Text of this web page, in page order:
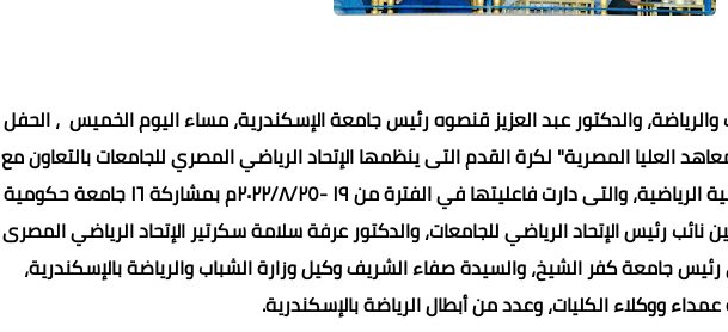
والدكتور عبد العزيز قنصوه رئيس جامعة الإسكندرية، مساء اليوم الخميس ، الحفل
العليا المصرية" لكرة القدم التى ينظمها الإتحاد الرياضي المصري للجامعات بالتعاون مع
جامعة الأسكندرية والإدارة المركزية للتنمية الرياضية، والتى دارت فاعليتها في الفترة من ۱۹ -٢٠٢٢/٨/٢٥م بمشاركة ١٦ جامعة حكومية
رئيس الإتحاد الرياضي للجامعات، والدكتور عرفة سلامة سكرتير الإتحاد الرياضي المصرى
جامعة كفر الشيخ، والسيدة صفاء الشريف وكيل وزارة الشباب والرياضة بالإسكندرية،
ووكلاء الكليات، وعدد من أبطال الرياضة بالإسكندرية.
محمد ابو سيف
عماد الدين محمد
عماد الدين محمد